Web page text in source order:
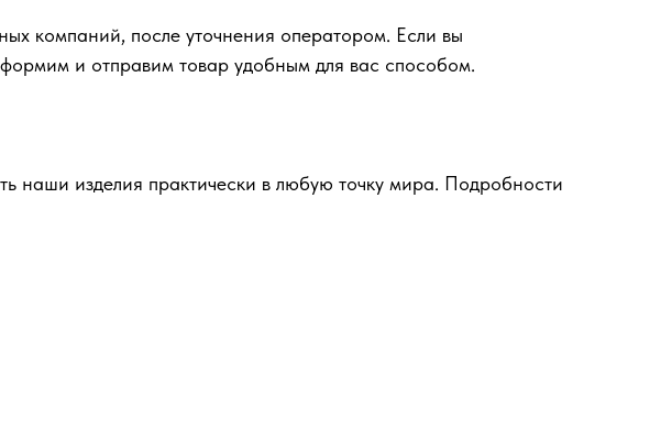
компаний, после уточнения оператором. Если вы
и отправим товар удобным для вас способом.
наши изделия практически в любую точку мира. Подробности